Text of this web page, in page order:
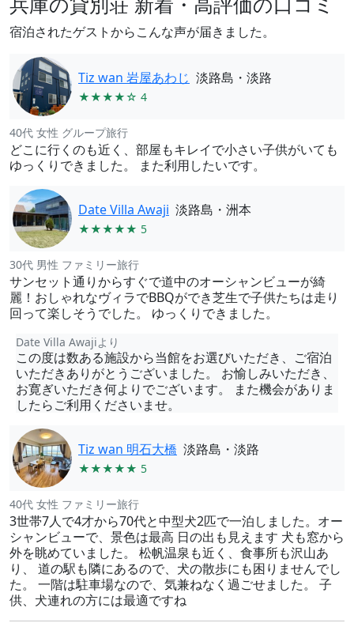
宿泊されたゲストからこんな声が届きました。
Tiz wan 岩屋あわじ 淡路島・淡路
★★★★☆ 4
40代 女性 グループ旅行
どこに行くのも近く、部屋もキレイで小さい子供がいても
ゆっくりできました。 また利用したいです。
Date Villa Awaji 淡路島・洲本
★★★★★ 5
30代 男性 ファミリー旅行
サンセット通りからすぐで道中のオーシャンビューが綺
麗！おしゃれなヴィラでBBQができ芝生で子供たちは走り
回って楽しそうでした。 ゆっくりできました。
Date Villa Awajiより
この度は数ある施設から当館をお選びいただき、ご宿泊
いただきありがとうございました。 お愉しみいただき、
お寛ぎいただき何よりでございます。 また機会がありま
したらご利用くださいませ。
Tiz wan 明石大橋 淡路島・淡路
★★★★★ 5
40代 女性 ファミリー旅行
3世帯7人で4才から70代と中型犬2匹で一泊しました。オー
シャンビューで、景色は最高 日の出も見えます 犬も窓から
外を眺めていました。 松帆温泉も近く、食事所も沢山あ
り、 道の駅も隣にあるので、犬の散歩にも困りませんでし
た。 一階は駐車場なので、気兼ねなく過ごせました。 子
供、犬連れの方には最適ですね